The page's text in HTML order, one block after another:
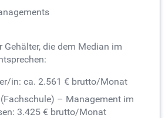
Gehälter, die dem Median im
in: ca. 2.561 € brutto/Monat
– Management im
3.425 € brutto/Monat